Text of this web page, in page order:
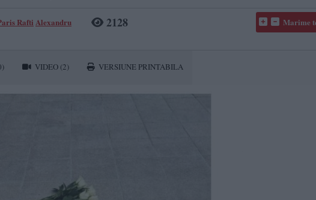
Rafti Alexandru
2128 Marime
VIDEO (2) VERSIUNE PRINTABILA